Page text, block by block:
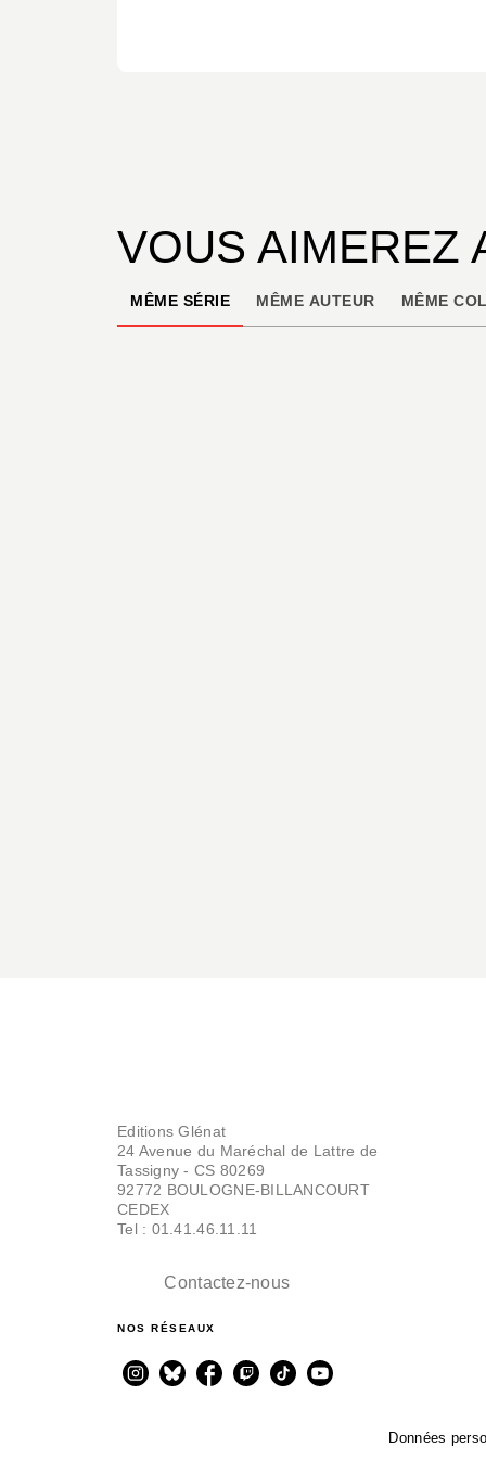
VOUS AIMEREZ
MÊME SÉRIE MÊME AUTEUR MÊME
Editions Glénat
24 Avenue du Maréchal de Lattre de
Tassigny - CS 80269
92772 BOULOGNE-BILLANCOURT
CEDEX
Tel : 01.41.46.11.11
Contactez-nous
NOS RÉSEAUX
Données